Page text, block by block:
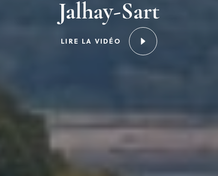
Jalhay-Sart
LIRE LA VIDÉO